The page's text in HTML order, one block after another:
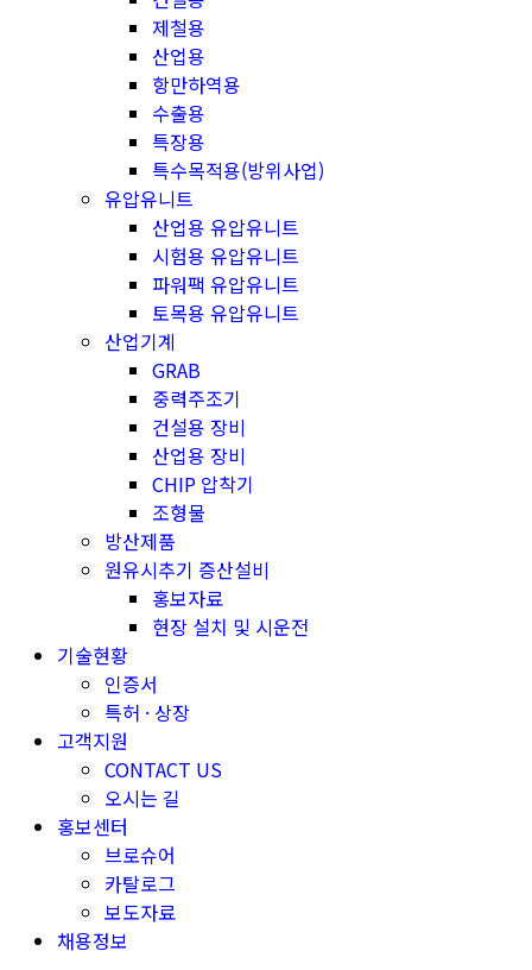
제철용
산업용
항만하역용
수출용
특장용
특수목적용(방위사업)
유압유니트
산업용 유압유니트
시험용 유압유니트
파워팩 유압유니트
토목용 유압유니트
산업기계
GRAB
중력주조기
건설용 장비
산업용 장비
CHIP 압착기
조형물
방산제품
원유시추기 증산설비
홍보자료
현장 설치 및 시운전
기술현황
인증서
특허 · 상장
고객지원
CONTACT US
오시는 길
홍보센터
브로슈어
카탈로그
보도자료
채용정보